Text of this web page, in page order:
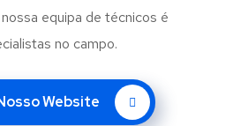
equipa de técnicos é
no campo.
Website